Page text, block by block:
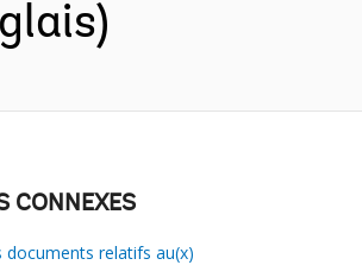
CONNEXES
documents relatifs au(x)